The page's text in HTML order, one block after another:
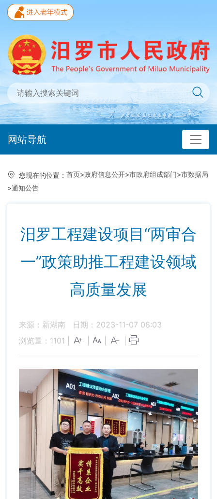
网站导航
您现在的位置： 首页>政府信息公开>市政府组成部门>市数据局
>通知公告
汨罗工程建设项目“两审合
一”政策助推工程建设领域
高质量发展
来源：新湖南
日期：2023-11-07 08:03
浏览量： 1101